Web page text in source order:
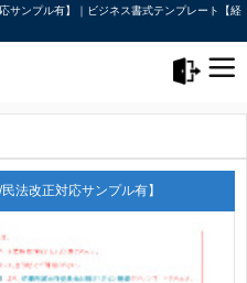
サンプル有】｜ビジネス書式テンプレート【経
法改正対応サンプル有】